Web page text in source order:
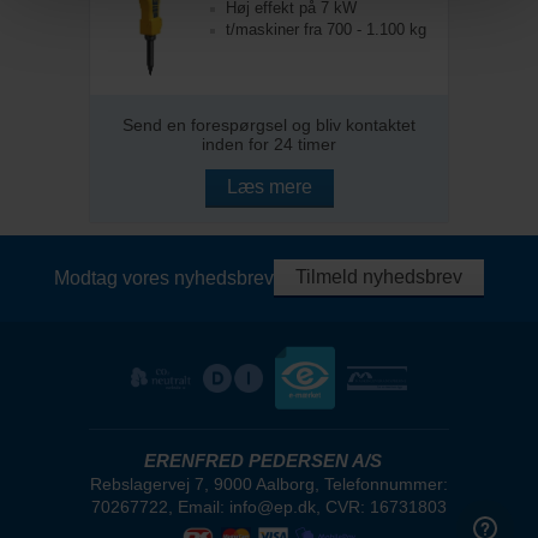
Høj effekt på 7 kW
t/maskiner fra 700 - 1.100 kg
Send en forespørgsel og bliv kontaktet
inden for 24 timer
Læs mere
Modtag vores nyhedsbrev Tilmeld nyhedsbrev
ERENFRED PEDERSEN A/S
Rebslagervej 7, 9000 Aalborg, Telefonnummer:
70267722, Email: info@ep.dk, CVR: 16731803